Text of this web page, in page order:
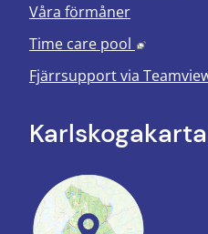
Våra förmåner
Time care pool
Länk till
Fjärrsupport via